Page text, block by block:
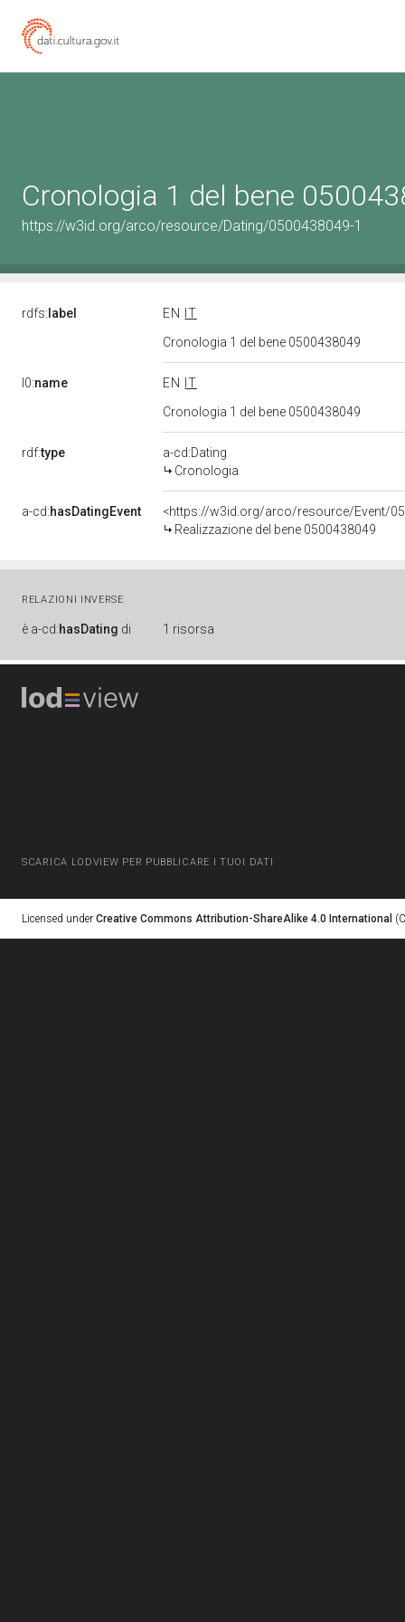
Cronologia 1 del bene
https://w3id.org/arco/resource/Dating/0500438049-1
rdfs: label EN
IT
Cronologia 1 del bene 0500438049
l0:name EN
IT
Cronologia 1 del bene 0500438049
rdf:type
a-cd:Dating
Cronologia
a-cd:hasDatingEvent
<https://w3id.org/arco/resource/Event/
Realizzazione del bene 0500438049
RELAZIONI INVERSE
è a-cd:hasDating di 1 risorsa
SCARICA LODVIEW PER PUBBLICARE I TUOI DATI
Licensed under Creative Commons Attribution-ShareAlike 4.0 International